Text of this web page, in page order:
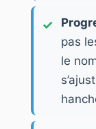
pas
le